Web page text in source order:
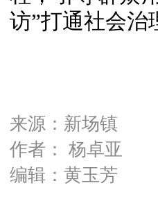
访”打通社会治
来源：新场镇
作者： 杨卓亚
编辑：黄玉芳